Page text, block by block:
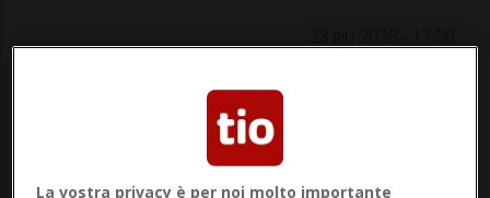
LUGANO - È tempo di grandi novità nel
quartiere sul Cassarate: cominciano
ufficialmente i lavori di rinnovo della Coop.
La vostra privacy è per noi molto importante